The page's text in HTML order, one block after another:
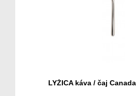
LYŽICA káva / čaj